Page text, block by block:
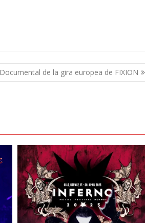
Documental de la gira europea de FIXION